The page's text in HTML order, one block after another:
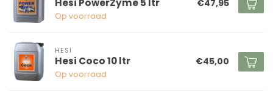
Op voorraad
€47,95
HESI
Hesi Coco 10 ltr
Op voorraad
€45,00